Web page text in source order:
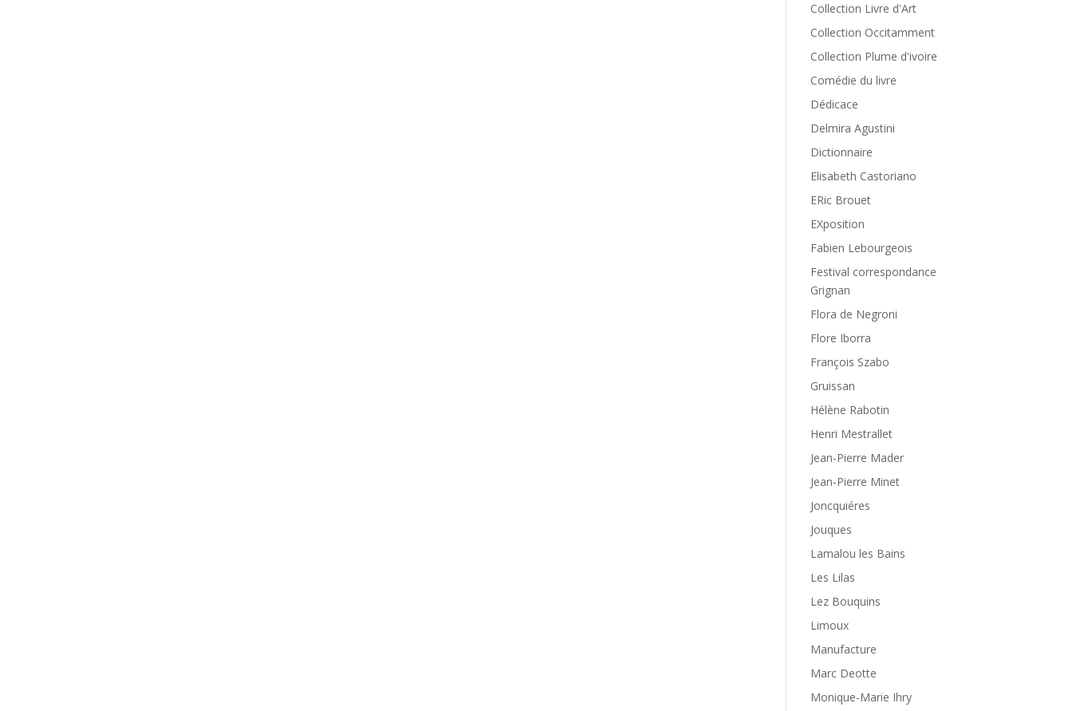
Collection Livre d'Art
Collection Occitamment
Collection Plume d'ivoire
Comédie du livre
Dédicace
Delmira Agustini
Dictionnaire
Elisabeth Castoriano
ERic Brouet
EXposition
Fabien Lebourgeois
Festival correspondance
Grignan
Flora de Negroni
Flore Iborra
François Szabo
Gruissan
Hélène Rabotin
Henri Mestrallet
Jean-Pierre Mader
Jean-Pierre Minet
Joncquiéres
Jouques
Lamalou les Bains
Les Lilas
Lez Bouquins
Limoux
Manufacture
Marc Deotte
Monique-Marie Ihry